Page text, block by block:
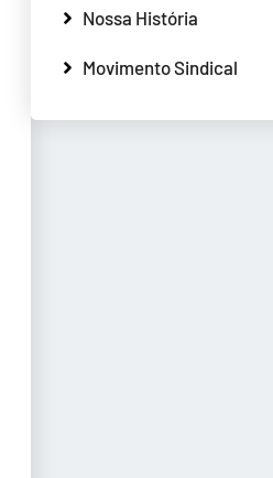
Nossa História
Movimento Sindical